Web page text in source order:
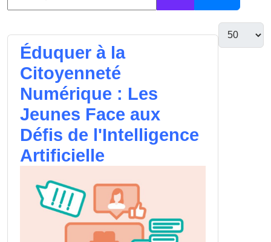
Éduquer à la
Citoyenneté
Numérique : Les
Jeunes Face aux
Défis de l'Intelligence
Artificielle